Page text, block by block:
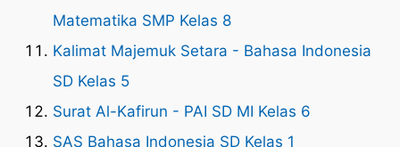
Matematika SMP Kelas 8
Kalimat Majemuk Setara - Bahasa Indonesia
SD Kelas 5
Surat Al-Kafirun - PAI SD MI Kelas 6
SAS Bahasa Indonesia SD Kelas 1